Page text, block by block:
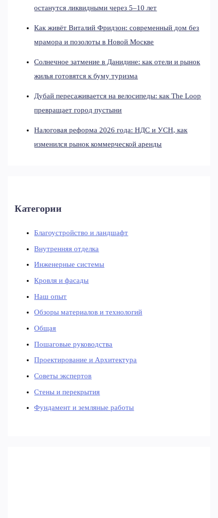
останутся ликвидными через 5–10 лет
Как живёт Виталий Фридзон: современный дом без
мрамора и позолоты в Новой Москве
Солнечное затмение в Данидине: как отели и рынок
жилья готовятся к буму туризма
Дубай пересаживается на велосипеды: как The Loop
превращает город пустыни
Налоговая реформа 2026 года: НДС и УСН, как
изменился рынок коммерческой аренды
Категории
Благоустройство и ландшафт
Внутренняя отделка
Инженерные системы
Кровля и фасады
Наш опыт
Обзоры материалов и технологий
Общая
Пошаговые руководства
Проектирование и Архитектура
Советы экспертов
Стены и перекрытия
Фундамент и земляные работы